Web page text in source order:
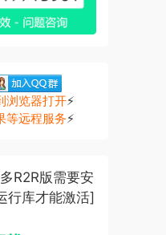
浏览器打开⚡
远程服务⚡
R2R版需要安
行库才能激活]